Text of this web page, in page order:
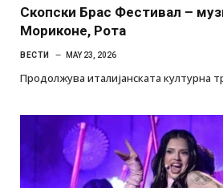
Скопски Брас Фестивал –
Мориконе, Рота
ВЕСТИ MAY 23, 2026
Продолжува италијанската културна